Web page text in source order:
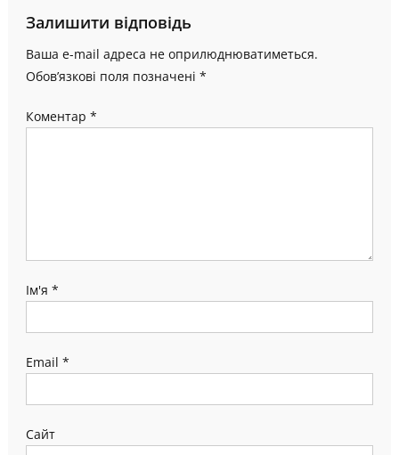
Залишити відповідь
Ваша e-mail адреса не оприлюднюватиметься.
Обов’язкові поля позначені *
Коментар *
Ім'я *
Email *
Сайт